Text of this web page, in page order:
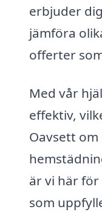
erbjuder
jämföra
offerter
Med vår
effektiv,
Oavsett
är vi här
som